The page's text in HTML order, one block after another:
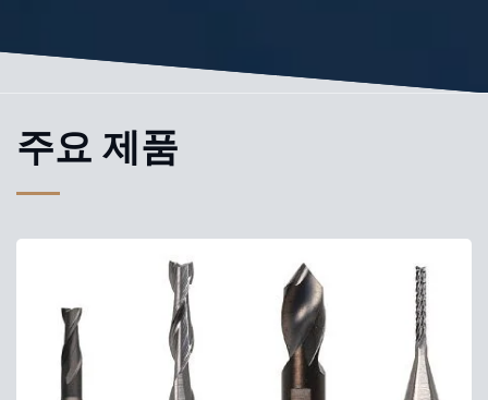
주요 제품